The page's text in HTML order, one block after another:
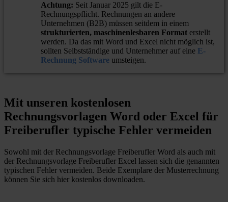
Achtung: Seit Januar 2025 gilt die E-
Rechnungspflicht. Rechnungen an andere
Unternehmen (B2B) müssen seitdem in einem
strukturierten, maschinenlesbaren Format erstellt
werden. Da das mit Word und Excel nicht möglich ist,
sollten Selbstständige und Unternehmer auf eine E-
Rechnung Software umsteigen.
Mit unseren kostenlosen
Rechnungsvorlagen Word oder Excel für
Freiberufler typische Fehler vermeiden
Sowohl mit der Rechnungsvorlage Freiberufler Word als auch mit
der Rechnungsvorlage Freiberufler Excel lassen sich die genannten
typischen Fehler vermeiden. Beide Exemplare der Musterrechnung
können Sie sich hier kostenlos downloaden.